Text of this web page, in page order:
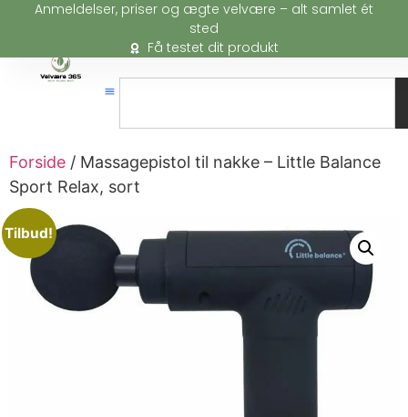
Anmeldelser, priser og ægte velvære – alt samlet ét
sted
Få testet dit produkt
Forside / Massagepistol til nakke – Little Balance
Sport Relax, sort
Tilbud!